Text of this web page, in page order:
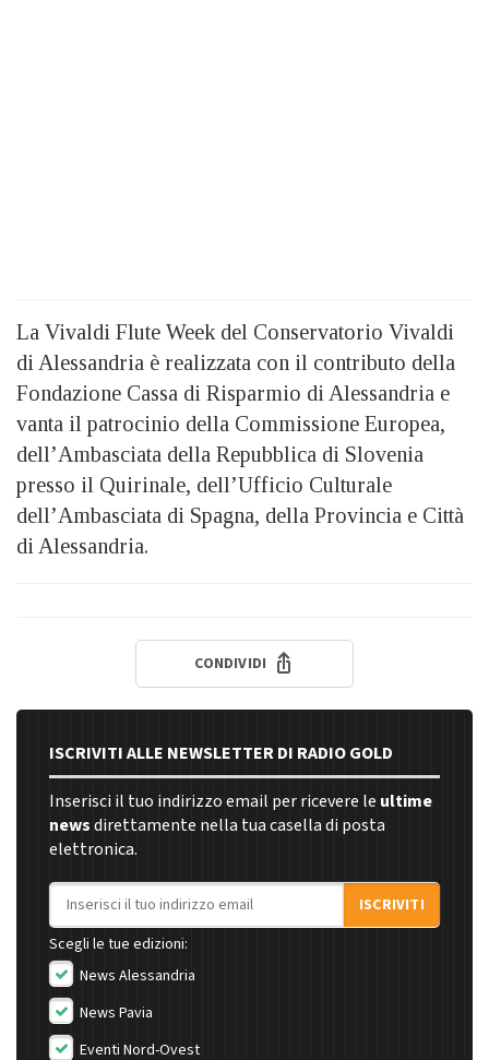
La Vivaldi Flute Week del Conservatorio Vivaldi
di Alessandria è realizzata con il contributo della
Fondazione Cassa di Risparmio di Alessandria e
vanta il patrocinio della Commissione Europea,
dell’Ambasciata della Repubblica di Slovenia
presso il Quirinale, dell’Ufficio Culturale
dell’Ambasciata di Spagna, della Provincia e Città
di Alessandria.
CONDIVIDI
ISCRIVITI ALLE NEWSLETTER DI RADIO GOLD
Inserisci il tuo indirizzo email per ricevere le ultime
newsdirettamente nella tua casella di posta
elettronica.
Indirizzo email
ISCRIVITI
Scegli le tue edizioni:
News Alessandria
News Pavia
Eventi Nord-Ovest